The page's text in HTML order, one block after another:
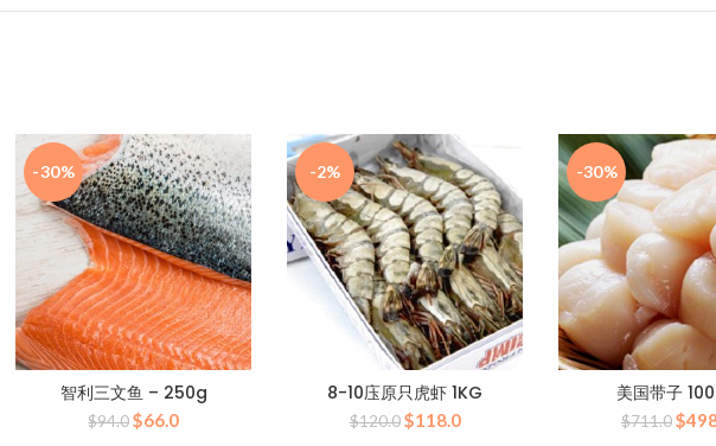
-30%
智利三文鱼 – 250g
$94.0原
$66.0当
-2%
8-10庒原只虎虾 1KG
$120.0原
$118.0当
-30%
美国带子
$711.0原
$